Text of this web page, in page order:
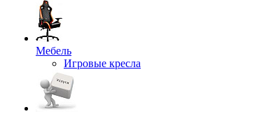
Мебель
Игровые кресла